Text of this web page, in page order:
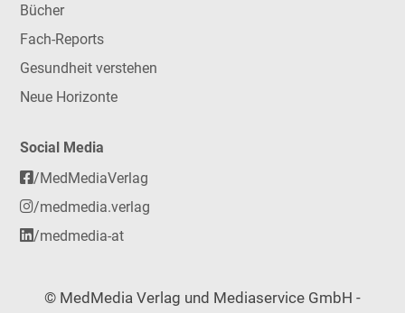
Bücher
Fach-Reports
Gesundheit verstehen
Neue Horizonte
Social Media
/MedMediaVerlag
/medmedia.verlag
/medmedia-at
© MedMedia Verlag und Mediaservice GmbH -